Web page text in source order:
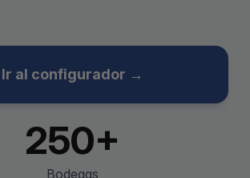
Ir al configurador →
250+
Bodegas